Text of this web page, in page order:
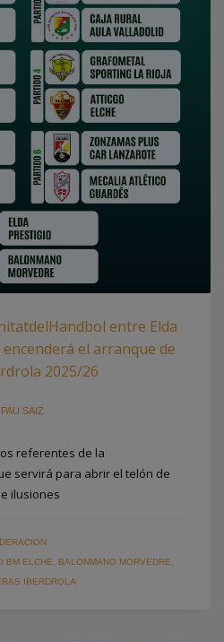
entre Elda
el arranque de
2025/26
PAU SAIZ
referentes de la
servirá para abrir el telón de
ilusiones
BM ELCHE BALONMANO MORVEDRE
IBERDROLA